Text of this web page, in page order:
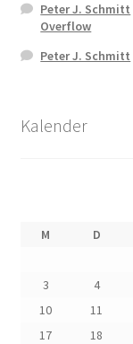
Peter J. Schmitt
Overflow
Peter J. Schmitt
Kalender
M D
3
4
10
11
17
18